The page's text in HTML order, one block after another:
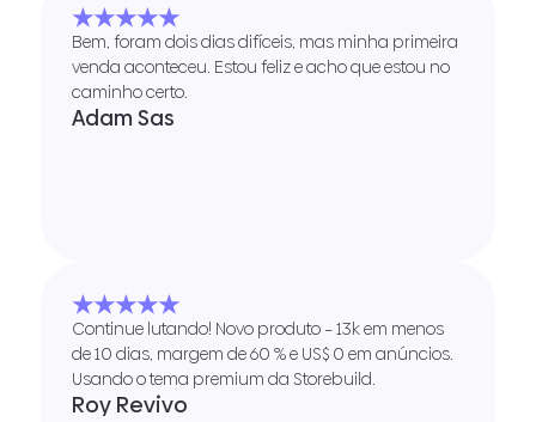
★★★★★
Bem, foram dois dias difíceis, mas minha primeira
venda aconteceu. Estou feliz e acho que estou no
caminho certo.
Adam Sas
★★★★★
Continue lutando! Novo produto – 13k em menos
de 10 dias, margem de 60 % e US$ 0 em anúncios.
Usando o tema premium da Storebuild.
Roy Revivo